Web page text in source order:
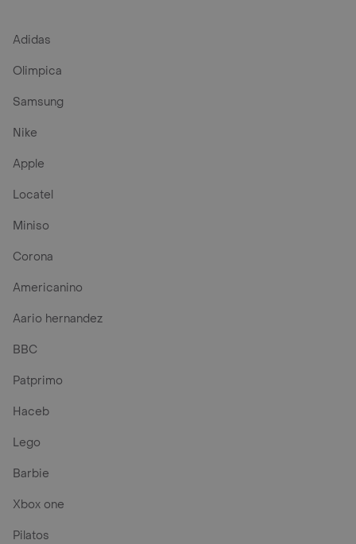
Adidas
Olimpica
Samsung
Nike
Apple
Locatel
Miniso
Corona
Americanino
Aario hernandez
BBC
Patprimo
Haceb
Lego
Barbie
Xbox one
Pilatos